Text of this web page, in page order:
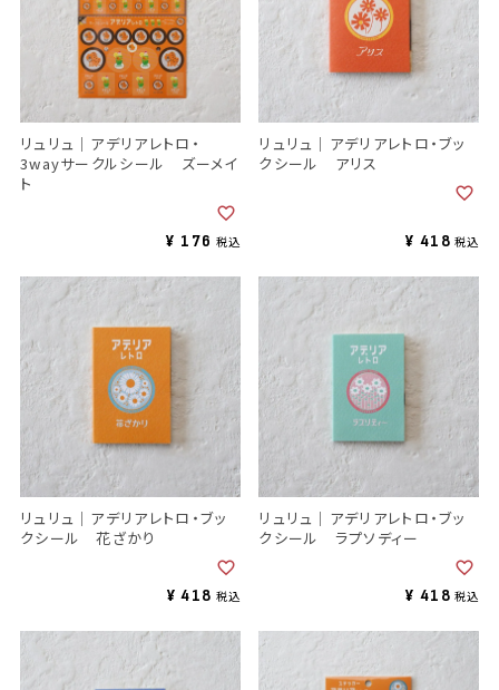
リュリュ｜アデリアレトロ・
3wayサークルシール ズーメイ
ト
¥ 176 税込
リュリュ｜アデリアレトロ・ブッ
クシール アリス
¥ 418 税込
リュリュ｜アデリアレトロ・ブッ
クシール 花ざかり
¥ 418 税込
リュリュ｜アデリアレトロ・ブッ
クシール ラプソディー
¥ 418 税込